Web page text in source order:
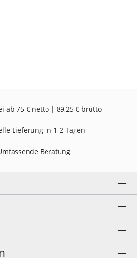
ab 75 € netto | 89,25 € brutto
Lieferung in 1-2 Tagen
Beratung